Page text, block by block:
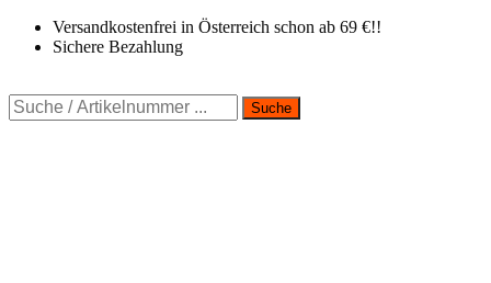
Zum
Inhalt
Versandkostenfrei in Österreich schon ab 69 €!!
Sichere Bezahlung
Suche